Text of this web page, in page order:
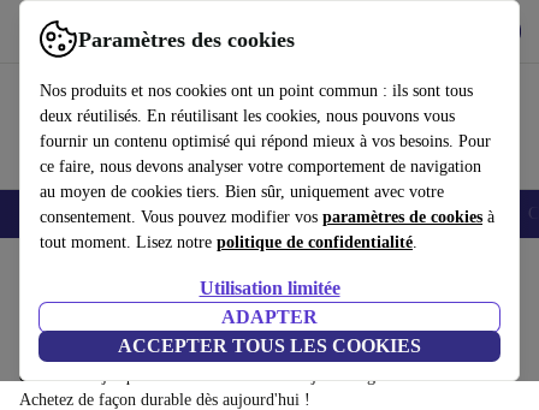
Paramètres des cookies
Nos produits et nos cookies ont un point commun : ils sont tous
deux réutilisés. En réutilisant les cookies, nous pouvons vous
fournir un contenu optimisé qui répond mieux à vos besoins. Pour
ce faire, nous devons analyser votre comportement de navigation
au moyen de cookies tiers. Bien sûr, uniquement avec votre
consentement. Vous pouvez modifier vos paramètres de cookies à
tout moment. Lisez notre politique de confidentialité.
Utilisation limitée
ADAPTER
ACCEPTER TOUS LES COOKIES
Utilisez refurbed rapidement et facilement
Smartphones Laptops Tablettes Montres connectées Accessoires
Ordinateurs portables Lenovo:
Ordinateurs portables Lenovo certifiés reconditionnés à moins de 100€ –
économisez jusqu'à 40 %. Retours sous 30 jours et garantie de 12 mois.
Achetez de façon durable dès aujourd'hui !